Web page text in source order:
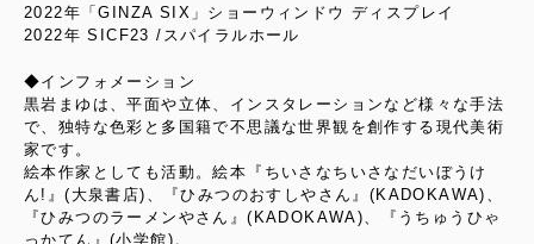
2022年「GINZA SIX」ショーウィンドウ ディスプレイ
2022年 SICF23 /スパイラルホール
◆インフォメーション
黒岩まゆは、平面や立体、インスタレーションなど様々な手法
で、独特な色彩と多国籍で不思議な世界観を創作する現代美術
家です。
絵本作家としても活動。絵本『ちいさなちいさなだいぼうけ
ん!』(大泉書店)、『ひみつのおすしやさん』(KADOKAWA)、
『ひみつのラーメンやさん』(KADOKAWA)、『うちゅうひゃ
っかてん』(小学館)。